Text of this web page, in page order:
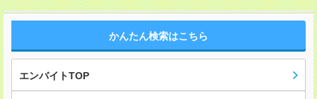
かんたん検索はこちら
エンバイトTOP